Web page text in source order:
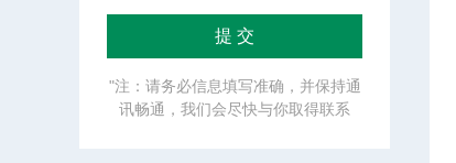
"注：请务必信息填写准确，并保持通
讯畅通，我们会尽快与你取得联系